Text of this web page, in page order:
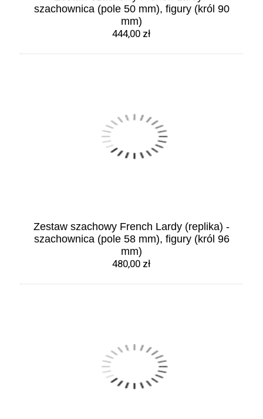
szachownica (pole 50 mm), figury (król 90
mm)
444,00 zł
Zestaw szachowy French Lardy (replika) -
szachownica (pole 58 mm), figury (król 96
mm)
480,00 zł